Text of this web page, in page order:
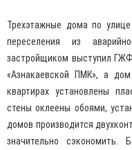
Трехэтажные дома по
переселения из
застройщиком выступил
«Азнакаевской ПМК», а
квартирах установлены
стены оклеены обоями,
домов производится
значительно сэкономить.